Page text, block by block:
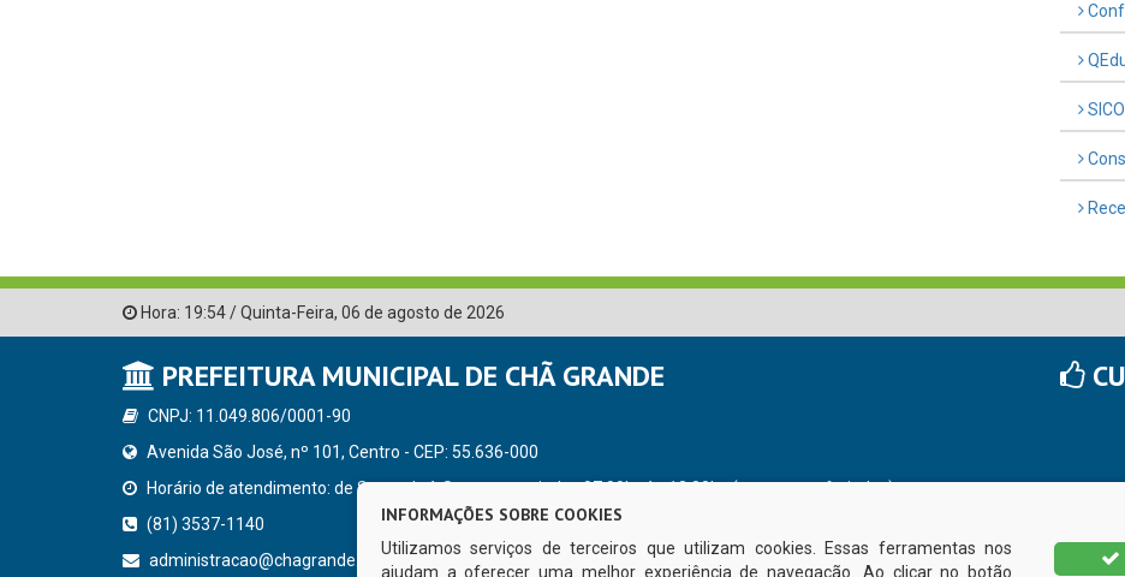
Hora: 19:54/Quinta-Feira, 06 de agosto de 2026
PREFEITURA MUNICIPAL DE CHÃ GRANDE
CNPJ: 11.049.806/0001-90
Avenida São José, nº 101, Centro - CEP: 55.636-000
Horário de atendimento: de Segunda à Sexta, a partir das 07:00hs às 13:00hs (exceto nos feriados)
(81) 3537-1140
administracao@chagrande.pe.gov.br
INFORMAÇÕES SOBRE COOKIES
Utilizamos serviços de terceiros que utilizam cookies. Essas ferramentas nos
ajudam a oferecer uma melhor experiência de navegação. Ao clicar no botão